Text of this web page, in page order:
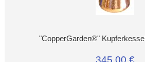
"CopperGarden®"
345,00 €